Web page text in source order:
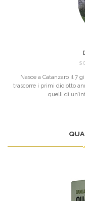
Nasce a Catanzaro il 7
trascorre i primi diciotto
quelli di